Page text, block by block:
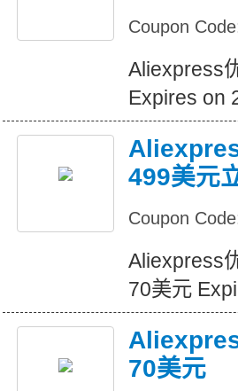
Coupon
Aliexpress
Expires on
499美元
Coupon
Aliexpress
70美元
70美元